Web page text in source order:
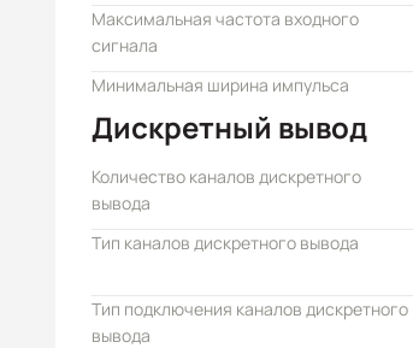
Максимальная частота входного
сигнала
Минимальная ширина импульса
Дискретный вывод
Количество каналов дискретного
вывода
Тип каналов дискретного вывода
Тип подключения каналов дискретного
вывода